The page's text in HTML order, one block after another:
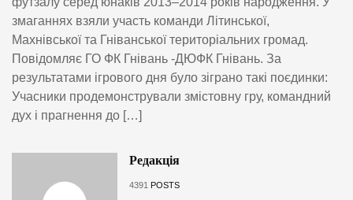
змаганнях взяли участь команди Літинської,
Махнівської та Гніванської територіальних громад.
Повідомляє ГО ФК Гнівань -ДЮФК Гнівань. За
результатами ігрового дня було зіграно такі поєдинки:
Учасники продемонстрували змістовну гру, командний
дух і прагнення до […]
Редакція
4391 POSTS